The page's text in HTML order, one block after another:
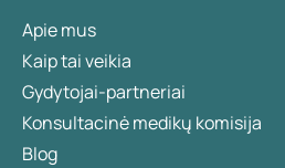
Apie mus
Kaip tai veikia
Gydytojai-partneriai
Konsultacinė medikų komisija
Blog